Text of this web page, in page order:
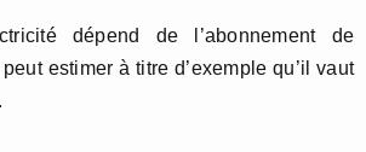
dépend de l’abonnement de
estimer à titre d’exemple qu’il vaut